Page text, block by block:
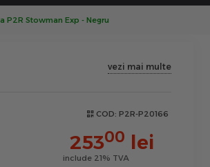
P2R Stowman Exp - Negru
vezi mai multe
COD: P2R-P20166
25300 lei
include 21% TVA